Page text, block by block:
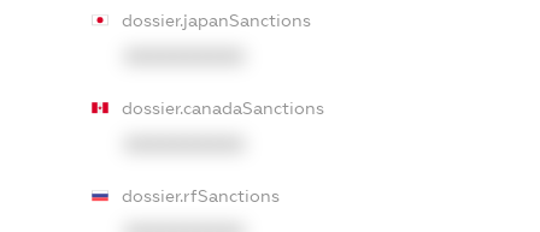
dossier.japanSanctions
dossier.canadaSanctions
dossier.rfSanctions